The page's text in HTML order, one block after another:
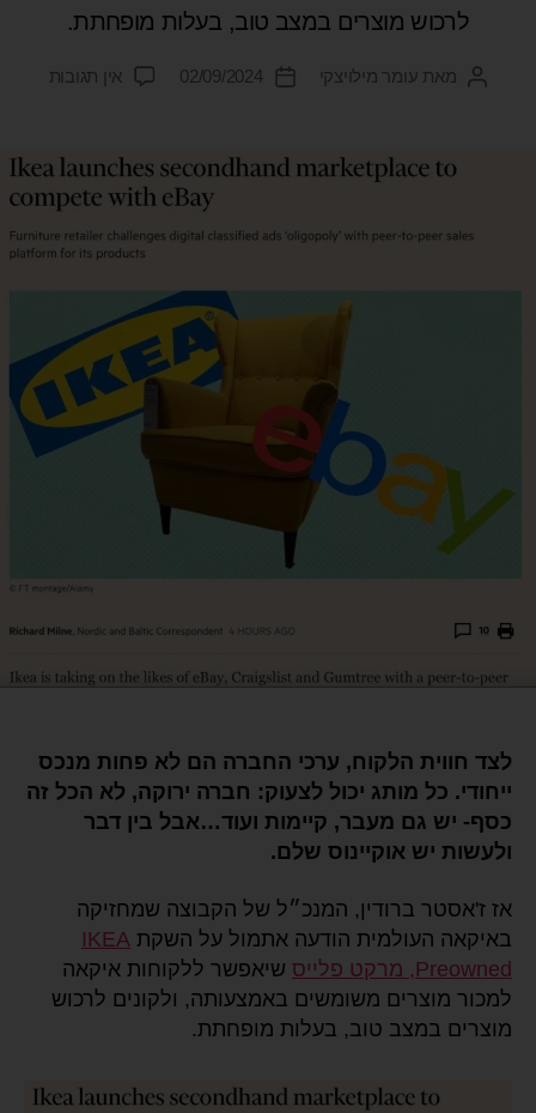
לרכוש מוצרים במצב טוב, בעלות מופחתת.
מאת עומר מילויצקי 02/09/2024 אין תגובות
לצד חווית הלקוח, ערכי החברה הם לא פחות מנכס
ייחודי. כל מותג יכול לצעוק: חברה ירוקה, לא הכל זה
כסף- יש גם מעבר, קיימות ועוד…אבל בין דבר
ולעשות יש אוקיינוס שלם.
אז ז'אסטר ברודין, המנכ״ל של הקבוצה שמחזיקה
באיקאה העולמית הודעה אתמול על השקת IKEA
Preowned, מרקט פלייס
שיאפשר ללקוחות איקאה
למכור מוצרים משומשים באמצעותה, ולקונים לרכוש
מוצרים במצב טוב, בעלות מופחתת.